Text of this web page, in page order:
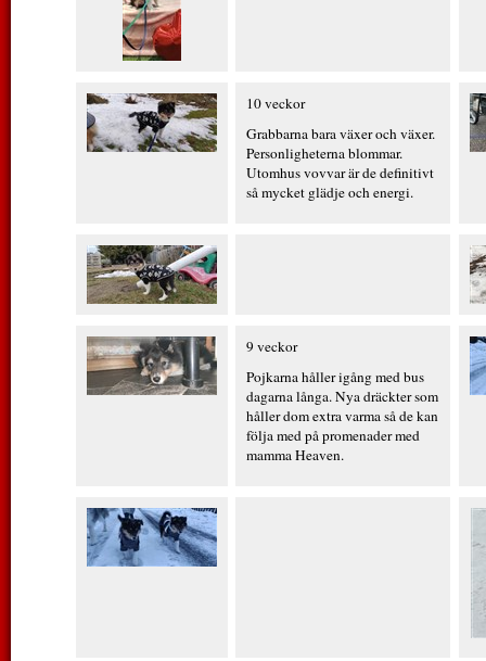
10 veckor
Grabbarna bara växer och växer.
Personligheterna blommar.
Utomhus vovvar är de definitivt
så mycket glädje och energi.
9 veckor
Pojkarna håller igång med bus
dagarna långa. Nya dräckter som
håller dom extra varma så de kan
följa med på promenader med
mamma Heaven.